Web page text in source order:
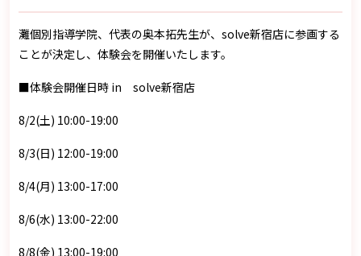
灘個別指導学院、代表の奥本拓先生が、solve新宿店に参画する
ことが決定し、体験会を開催いたします。
■体験会開催日時 in solve新宿店
8/2(土) 10:00-19:00
8/3(日) 12:00-19:00
8/4(月) 13:00-17:00
8/6(水) 13:00-22:00
8/8(金) 13:00-19:00